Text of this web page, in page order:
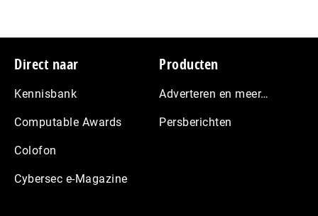
Footer
Direct naar
Kennisbank
Computable Awards
Colofon
Cybersec e-Magazine
Producten
Adverteren en meer…
Persberichten